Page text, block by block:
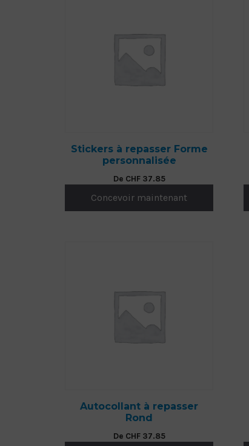
Stickers à repasser Forme
personnalisée
De CHF37.85
Concevoir maintenant
Autocollant à repasser
Rond
De CHF37.85